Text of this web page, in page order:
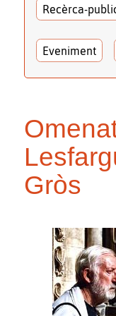
Recèrca-
Eveniment
Gròs